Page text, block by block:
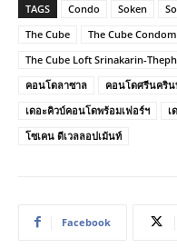
TAGS Condo Soken
The Cube
The Cube
The Cube Loft Srinakarin-
คอนโดลาซาล
คอนโดศรีนคริน
เดอะคิวบ์คอนโดพร้อมเฟอร์ฯ
เ
โซเคน ดีเวลลอปเม้นท์
Facebook